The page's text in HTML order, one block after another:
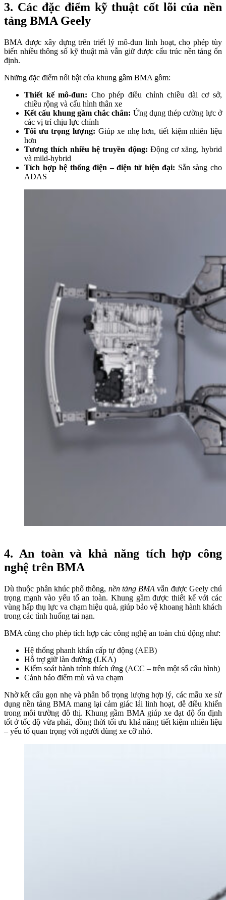
3. Các đặc điểm kỹ thuật cốt lõi của nền
tảng BMA Geely
BMA được xây dựng trên triết lý mô-đun linh hoạt, cho phép tùy
biến nhiều thông số kỹ thuật mà vẫn giữ được cấu trúc nền tảng ổn
định.
Những đặc điểm nổi bật của khung gầm BMA gồm:
Thiết kế mô-đun: Cho phép điều chỉnh chiều dài cơ sở,
chiều rộng và cấu hình thân xe
Kết cấu khung gầm chắc chắn: Ứng dụng thép cường lực ở
các vị trí chịu lực chính
Tối ưu trọng lượng: Giúp xe nhẹ hơn, tiết kiệm nhiên liệu
hơn
Tương thích nhiều hệ truyền động: Động cơ xăng, hybrid
và mild-hybrid
Tích hợp hệ thống điện – điện tử hiện đại: Sẵn sàng cho
ADAS
4. An toàn và khả năng tích hợp công
nghệ trên BMA
Dù thuộc phân khúc phổ thông, nền tảng BMA vẫn được Geely chú
trọng mạnh vào yếu tố an toàn. Khung gầm được thiết kế với các
vùng hấp thụ lực va chạm hiệu quả, giúp bảo vệ khoang hành khách
trong các tình huống tai nạn.
BMA cũng cho phép tích hợp các công nghệ an toàn chủ động như:
Hệ thống phanh khẩn cấp tự động (AEB)
Hỗ trợ giữ làn đường (LKA)
Kiểm soát hành trình thích ứng (ACC – trên một số cấu hình)
Cảnh báo điểm mù và va chạm
Nhờ kết cấu gọn nhẹ và phân bổ trọng lượng hợp lý, các mẫu xe sử
dụng nền tảng BMA mang lại cảm giác lái linh hoạt, dễ điều khiển
trong môi trường đô thị. Khung gầm BMA giúp xe đạt độ ổn định
tốt ở tốc độ vừa phải, đồng thời tối ưu khả năng tiết kiệm nhiên liệu
– yếu tố quan trọng với người dùng xe cỡ nhỏ.